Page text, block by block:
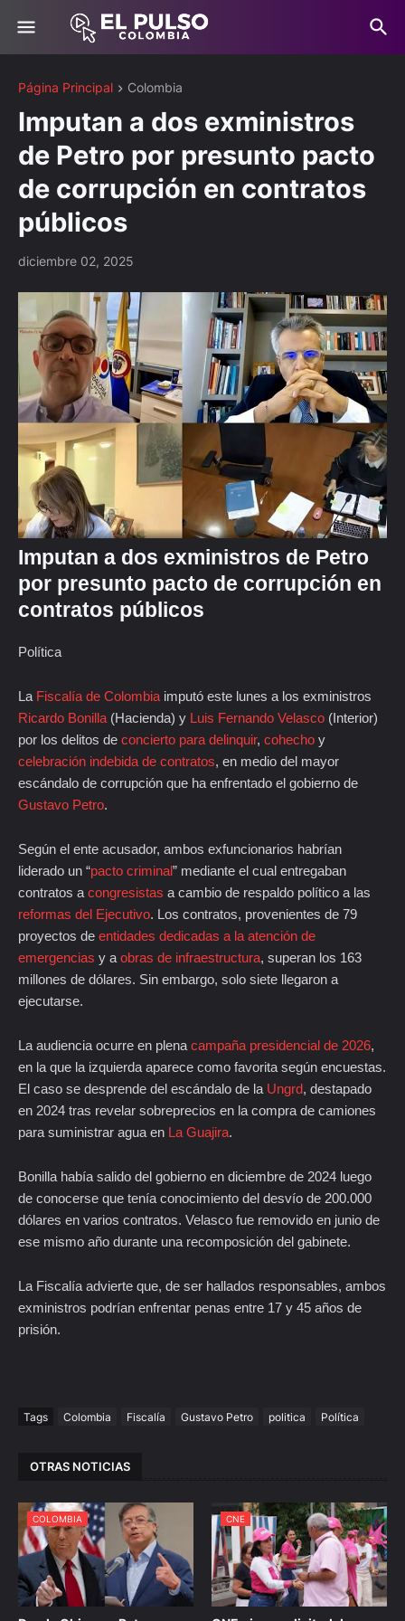
Página Principal Colombia
Imputan a dos exministros
de Petro por presunto pacto
de corrupción en contratos
públicos
diciembre 02, 2025
Imputan a dos exministros de Petro
por presunto pacto de corrupción en
contratos públicos
Política
La Fiscalía de Colombia imputó este lunes a los exministros
Ricardo Bonilla (Hacienda) y Luis Fernando Velasco (Interior)
por los delitos de concierto para delinquir, cohecho y
celebración indebida de contratos, en medio del mayor
escándalo de corrupción que ha enfrentado el gobierno de
Gustavo Petro.
Según el ente acusador, ambos exfuncionarios habrían
liderado un “pacto criminal” mediante el cual entregaban
contratos a congresistas a cambio de respaldo político a las
reformas del Ejecutivo. Los contratos, provenientes de 79
proyectos de entidades dedicadas a la atención de
emergencias y a obras de infraestructura, superan los 163
millones de dólares. Sin embargo, solo siete llegaron a
ejecutarse.
La audiencia ocurre en plena campaña presidencial de 2026,
en la que la izquierda aparece como favorita según encuestas.
El caso se desprende del escándalo de la Ungrd, destapado
en 2024 tras revelar sobreprecios en la compra de camiones
para suministrar agua en La Guajira.
Bonilla había salido del gobierno en diciembre de 2024 luego
de conocerse que tenía conocimiento del desvío de 200.000
dólares en varios contratos. Velasco fue removido en junio de
ese mismo año durante una recomposición del gabinete.
La Fiscalía advierte que, de ser hallados responsables, ambos
exministros podrían enfrentar penas entre 17 y 45 años de
prisión.
Tags Colombia Fiscalía Gustavo Petro politica Política
OTRAS NOTICIAS
COLOMBIA CNE